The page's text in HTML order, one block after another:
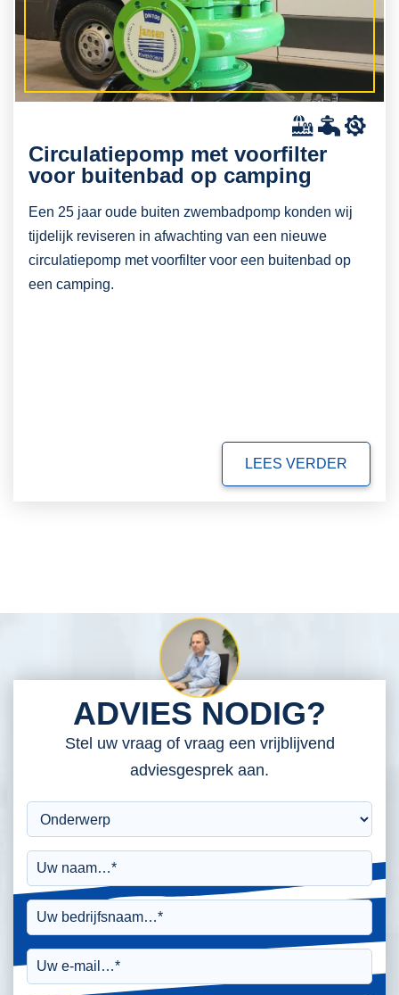
Circulatiepomp met voorfilter
voor buitenbad op camping
Een 25 jaar oude buiten zwembadpomp konden wij
tijdelijk reviseren in afwachting van een nieuwe
circulatiepomp met voorfilter voor een buitenbad op
een camping.
LEES VERDER
ADVIES NODIG?
Stel uw vraag of vraag een vrijblijvend
adviesgesprek aan.